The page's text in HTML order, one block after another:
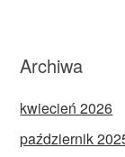
Archiwa
kwiecień 2026
październik